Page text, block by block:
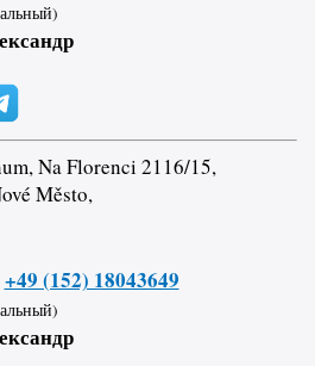
Na Florenci 2116/15,
Město,
+49 (152) 18043649